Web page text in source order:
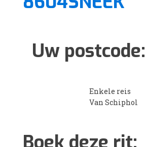
Uw postcode:
Enkele reis
Van Schiphol